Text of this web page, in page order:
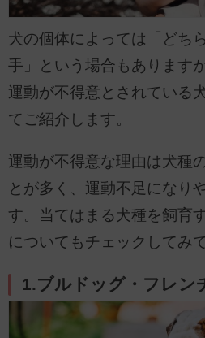
犬の個体によっては「どち
手」という場合もあります
運動が不得意とされている
てご紹介します。
運動が不得意な理由は犬種
とが多く、運動不足になり
す。当てはまる犬種を飼育
についてもチェックしてみ
1.ブルドッグ・フレン